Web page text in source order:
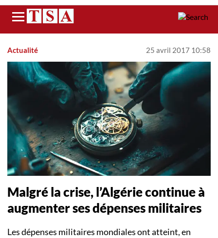
Menu
Actualité 25 avril 2017 10:58
​Malgré la crise, l’Algérie continue à
augmenter ses dépenses militaires
Les dépenses militaires mondiales ont atteint, en